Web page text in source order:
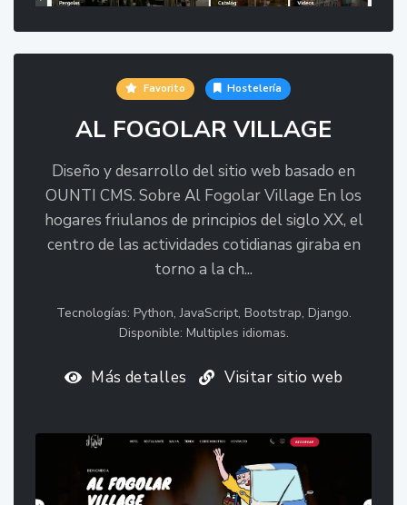
Favorito Hostelería
AL FOGOLAR VILLAGE
Diseño y desarrollo del sitio web basado en
OUNTI CMS. Sobre Al Fogolar Village En los
hogares friulanos de principios del siglo XX, el
centro de las actividades cotidianas giraba en
torno a la ch...
Tecnologías: Python, JavaScript, Bootstrap, Django.
Disponible: Multiples idiomas.
Más detalles Visitar sitio web